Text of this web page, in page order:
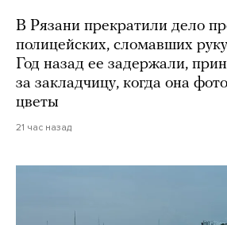
В Рязани прекратили дело
полицейских, сломавших
Год назад ее задержали,
за закладчицу, когда она
цветы
21 час назад